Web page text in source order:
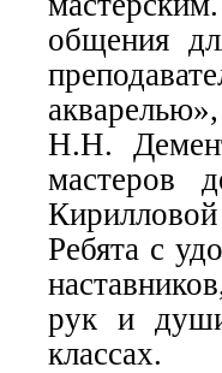
общения
Н.Н.
мастеров
Ребята с
рук и души
классах.